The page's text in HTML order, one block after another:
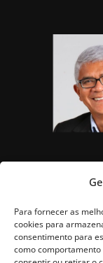
Para fornecer as
cookies para
consentimento para
como comportamento